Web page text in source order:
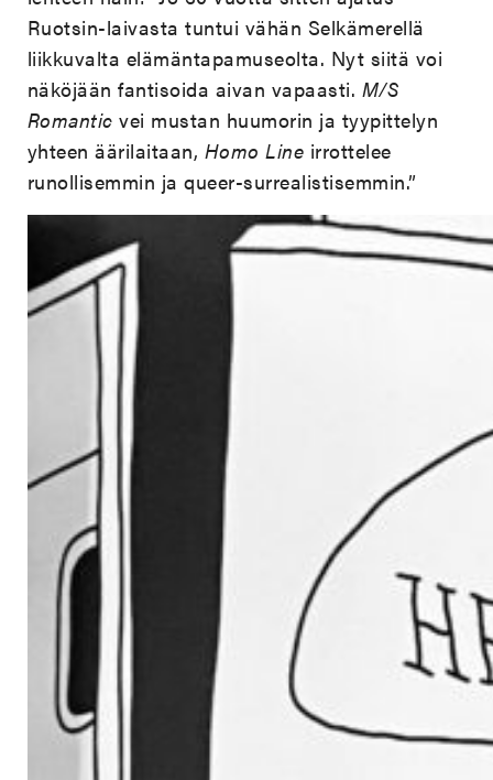
Ruotsin-laivasta tuntui vähän Selkämerellä
liikkuvalta elämäntapamuseolta. Nyt siitä voi
näköjään fantisoida aivan vapaasti. M/S
Romanticvei mustan huumorin ja tyypittelyn
yhteen äärilaitaan, Homo Line irrottelee
runollisemmin ja queer-surrealistisemmin.”